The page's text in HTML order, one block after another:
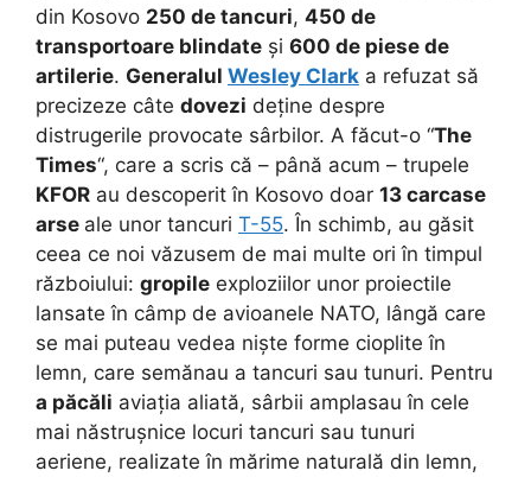
din Kosovo 250 de tancuri, 450 de
transportoare blindate și 600 de piese de
artilerie. Generalul Wesley Clark a refuzat să
precizeze câte dovezi deține despre
distrugerile provocate sârbilor. A făcut-o “The
Times“, care a scris că – până acum – trupele
KFOR au descoperit în Kosovo doar 13 carcase
arse ale unor tancuri T-55. În schimb, au găsit
ceea ce noi văzusem de mai multe ori în timpul
războiului: gropile exploziilor unor proiectile
lansate în câmp de avioanele NATO, lângă care
se mai puteau vedea niște forme cioplite în
lemn, care semănau a tancuri sau tunuri. Pentru
a păcăli aviația aliată, sârbii amplasau în cele
mai năstrușnice locuri tancuri sau tunuri
aeriene, realizate în mărime naturală din lemn,